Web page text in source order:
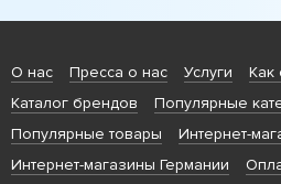
О нас Пресса о нас Услуги
Как
Каталог брендов
Популярные
Популярные товары
Интернет-
Интернет-магазины Германии